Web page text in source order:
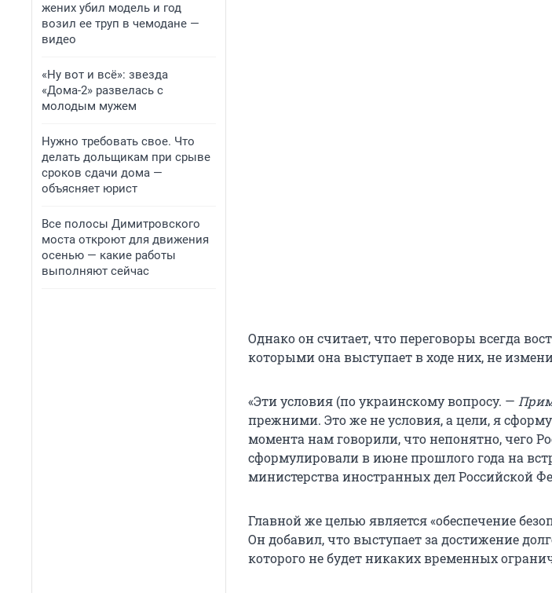
жених убил модель и год
возил ее труп в чемодане —
видео
«Ну вот и всё»: звезда
«Дома-2» развелась с
молодым мужем
Нужно требовать свое. Что
делать дольщикам при срыве
сроков сдачи дома —
объясняет юрист
Все полосы Димитровского
моста откроют для движения
осенью — какие работы
выполняют сейчас
Однако он считает, что переговоры всегда
которыми она выступает в ходе них, не
«Эти условия (по украинскому вопросу. —
прежними. Это же не условия, а цели, я
момента нам говорили, что непонятно, чего
сформулировали в июне прошлого года на
министерства иностранных дел Российской
Главной же целью является «обеспечение
Он добавил, что выступает за достижение
которого не будет никаких временных